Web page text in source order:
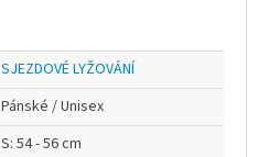
SJEZDOVÉ LYŽOVÁNÍ
Pánské / Unisex
S: 54 - 56 cm